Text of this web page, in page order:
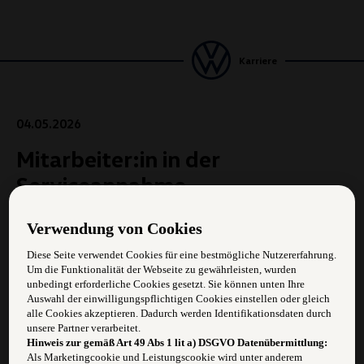
Karriere
04.05.2026
Mitarbeiter:in in der
Serviceannahme
Zur Verstärkung unseres Teams suchen wir
eine/n Mitarbeiter/in in der Serviceannahme (m/w/d)
Vollzeit, ab sofort
Verwendung von Cookies
Diese Seite verwendet Cookies für eine bestmögliche Nutzererfahrung.
Um die Funktionalität der Webseite zu gewährleisten, wurden
unbedingt erforderliche Cookies gesetzt. Sie können unten Ihre
Auswahl der einwilligungspflichtigen Cookies einstellen oder gleich
alle Cookies akzeptieren. Dadurch werden Identifikationsdaten durch
unsere Partner verarbeitet.
Hinweis zur gemäß Art 49 Abs 1 lit a) DSGVO Datenübermittlung:
Als Marketingcookie und Leistungscookie wird unter anderem